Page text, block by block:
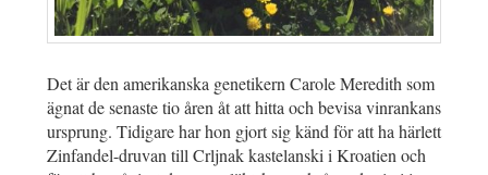
Det är den amerikanska genetikern Carole Meredith som
ägnat de senaste tio åren åt att hitta och bevisa vinrankans
ursprung. Tidigare har hon gjort sig känd för att ha härlett
Zinfandel-druvan till Crljnak kastelanski i Kroatien och